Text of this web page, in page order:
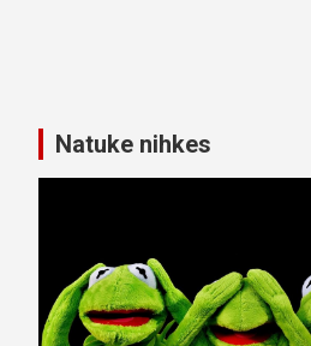
Natuke nihkes